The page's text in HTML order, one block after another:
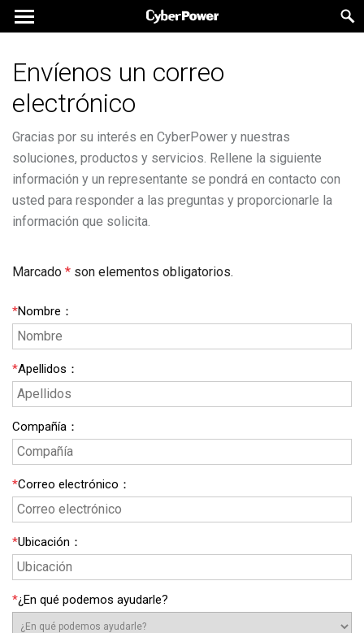
Envíenos un correo
electrónico
Gracias por su interés en CyberPower y nuestras
soluciones, productos y servicios. Rellene la siguiente
información y un representante se pondrá en contacto con
usted para responder a las preguntas y proporcionarle la
información que solicita.
Marcado * son elementos obligatorios.
*Nombre ：
*Apellidos ：
Compañía ：
*Correo electrónico ：
*Ubicación ：
*¿En qué podemos ayudarle?